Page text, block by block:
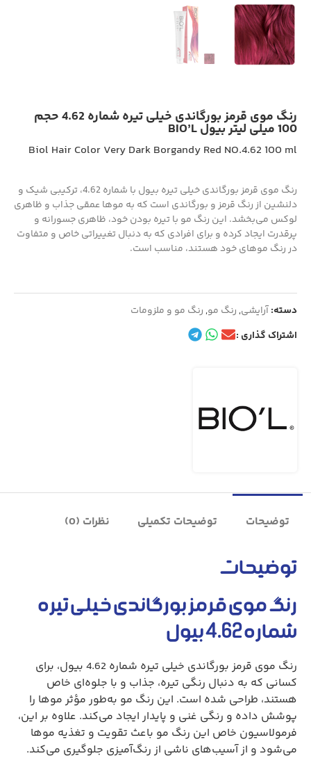
رنگ موی قرمز بورگاندی خیلی تیره شماره 4.62 حجم
100 میلی لیتر بیول BIO’L
Biol Hair Color Very Dark Borgandy Red NO.4.62 100 ml
رنگ موی قرمز بورگاندی خیلی تیره بیول با شماره 4.62، ترکیبی شیک و
دلنشین از رنگ قرمز و بورگاندی است که به موها عمقی جذاب و ظاهری
لوکس می‌بخشد. این رنگ مو با تیره بودن خود، ظاهری جسورانه و
پرقدرت ایجاد کرده و برای افرادی که به دنبال تغییراتی خاص و متفاوت
در رنگ موهای خود هستند، مناسب است.
دسته:آرایشی,رنگ مو,رنگ مو و ملزومات
اشتراک گذاری :
توضیحات توضیحات تکمیلی نظرات (0)
توضیحات
رنگ موی قرمز بورگاندی خیلی تیره
شماره 4.62 بیول
رنگ موی قرمز بورگاندی خیلی تیره شماره 4.62 بیول، برای
کسانی که به دنبال رنگی تیره، جذاب و با جلوه‌ای خاص
هستند، طراحی شده است. این رنگ مو به‌طور مؤثر موها را
پوشش داده و رنگی غنی و پایدار ایجاد می‌کند. علاوه بر این،
فرمولاسیون خاص این رنگ مو باعث تقویت و تغذیه موها
می‌شود و از آسیب‌های ناشی از رنگ‌آمیزی جلوگیری می‌کند.